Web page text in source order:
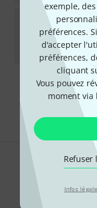
exemple,
préférences.
d'accepter
préférences,
cliquant
Vous pouvez
moment via
Refuser
Infos
Meinl
Sur
246 €
Les prix
Aimez-
Partager